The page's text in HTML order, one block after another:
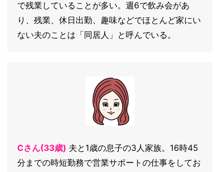
で残業していることが多い。週6で飲み会があ
り、残業、休日出勤、趣味などでほとんど家にい
ない夫のことは「同居人」と呼んでいる。
Cさん(33歳) 夫と1歳の息子の3人家族。16時45
分までの時短勤務で営業サポートの仕事をしてお